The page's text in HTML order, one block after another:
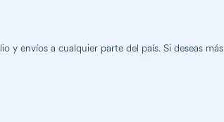
y envíos a cualquier parte del país. Si deseas más